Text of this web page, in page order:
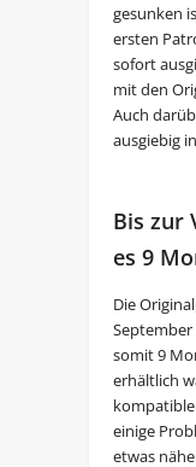
gesunken
ersten
sofort
mit den
Auch
ausgiebig
Bis zur
es 9
Die
September
somit 9
erhältlich
einige
etwas